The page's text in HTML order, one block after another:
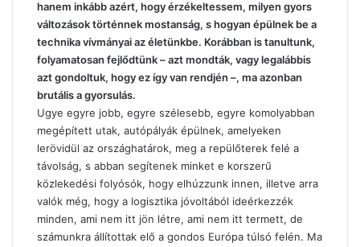
hanem inkább azért, hogy érzékeltessem, milyen gyors
változások történnek mostanság, s hogyan épülnek be a
technika vívmányai az életünkbe. Korábban is tanultunk,
folyamatosan fejlődtünk – azt mondták, vagy legalábbis
azt gondoltuk, hogy ez így van rendjén –, ma azonban
brutális a gyorsulás.
Ugye egyre jobb, egyre szélesebb, egyre komolyabban
megépített utak, autópályák épülnek, amelyeken
lerövidül az országhatárok, meg a repülőterek felé a
távolság, s abban segítenek minket e korszerű
közlekedési folyósók, hogy elhúzzunk innen, illetve arra
valók még, hogy a logisztika jóvoltából ideérkezzék
minden, ami nem itt jön létre, ami nem itt termett, de
számunkra állítottak elő a gondos Európa túlsó felén. Ma